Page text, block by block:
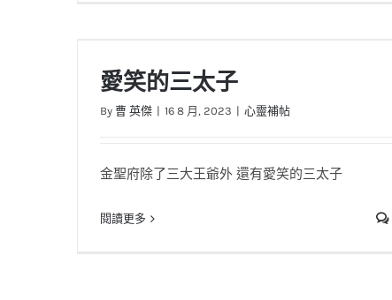
愛笑的三太子
By 曹 英傑 | 16 8 月, 2023 | 心靈補帖
金聖府除了三大王爺外 還有愛笑的三太子
閱讀更多